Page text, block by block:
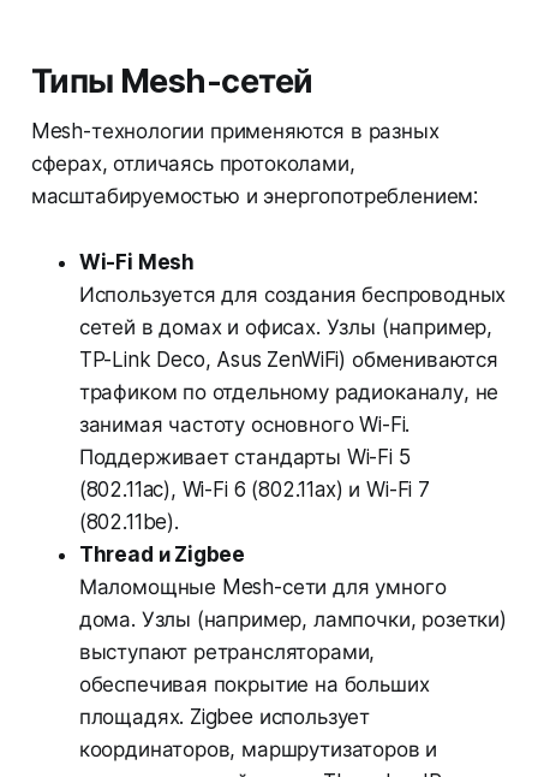
Типы Mesh-сетей
Mesh-технологии применяются в разных
сферах, отличаясь протоколами,
масштабируемостью и энергопотреблением:
Wi-Fi Mesh
Используется для создания беспроводных
сетей в домах и офисах. Узлы (например,
TP-Link Deco, Asus ZenWiFi) обмениваются
трафиком по отдельному радиоканалу, не
занимая частоту основного Wi-Fi.
Поддерживает стандарты Wi-Fi 5
(802.11ac), Wi-Fi 6 (802.11ax) и Wi-Fi 7
(802.11be).
Thread и Zigbee
Маломощные Mesh-сети для умного
дома. Узлы (например, лампочки, розетки)
выступают ретрансляторами,
обеспечивая покрытие на больших
площадях. Zigbee использует
координаторов, маршрутизаторов и